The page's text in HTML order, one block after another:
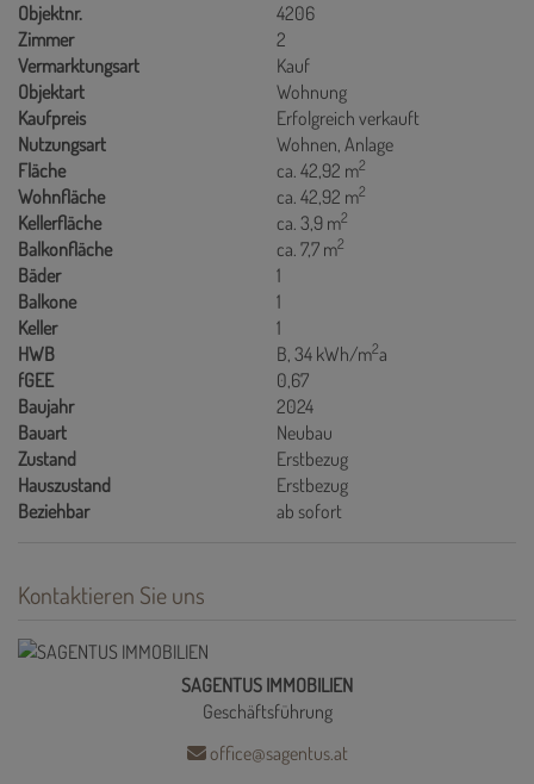
Objektnr.
4206
Zimmer
2
Vermarktungsart
Kauf
Objektart
Wohnung
Kaufpreis
Erfolgreich verkauft
Nutzungsart
Wohnen Anlage
Fläche
ca. 42,92 m2
Wohnfläche ca. 42,92 m2
Kellerfläche ca. 3,9 m2
Balkonfläche ca. 7,7 m2
Bäder
1
Balkone
1
Keller
1
HWB
B, 34 kWh/m2a
fGEE
0,67
Baujahr
2024
Bauart
Neubau
Zustand
Erstbezug
Hauszustand
Erstbezug
Beziehbar
ab sofort
Kontaktieren Sie uns
SAGENTUS IMMOBILIEN
Geschäftsführung
office@sagentus.at